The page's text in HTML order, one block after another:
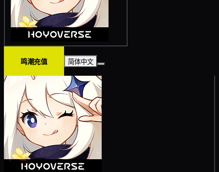
鸣潮充值 简体中文